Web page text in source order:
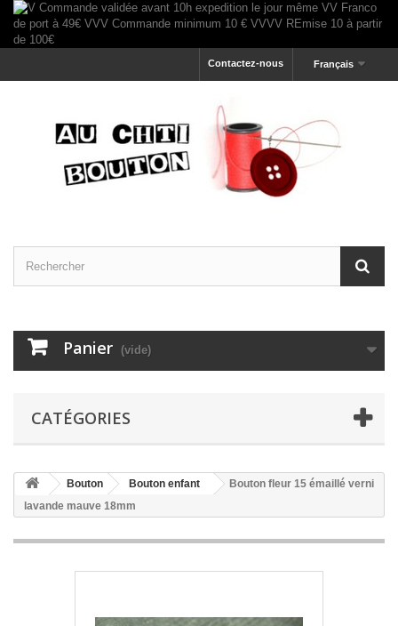
Français
Contactez-nous
Panier (vide)
CATÉGORIES
Bouton Bouton enfant
Bouton fleur 15 émaillé verni
lavande mauve 18mm